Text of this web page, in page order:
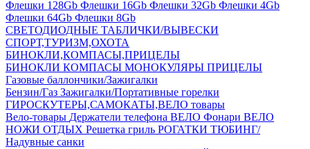
Флешки 128Gb Флешки 16Gb Флешки 32Gb Флешки 4Gb
Флешки 64Gb Флешки 8Gb
СВЕТОДИОДНЫЕ ТАБЛИЧКИ/ВЫВЕСКИ
СПОРТ,ТУРИЗМ,ОХОТА
БИНОКЛИ,КОМПАСЫ,ПРИЦЕЛЫ
БИНОКЛИ КОМПАСЫ МОНОКУЛЯРЫ ПРИЦЕЛЫ
Газовые баллончики/Зажигалки
Бензин/Газ Зажигалки/Портативные горелки
ГИРОСКУТЕРЫ,САМОКАТЫ,ВЕЛО товары
Вело-товары Держатели телефона ВЕЛО Фонари ВЕЛО
НОЖИ ОТДЫХ Решетка гриль РОГАТКИ ТЮБИНГ/
Надувные санки